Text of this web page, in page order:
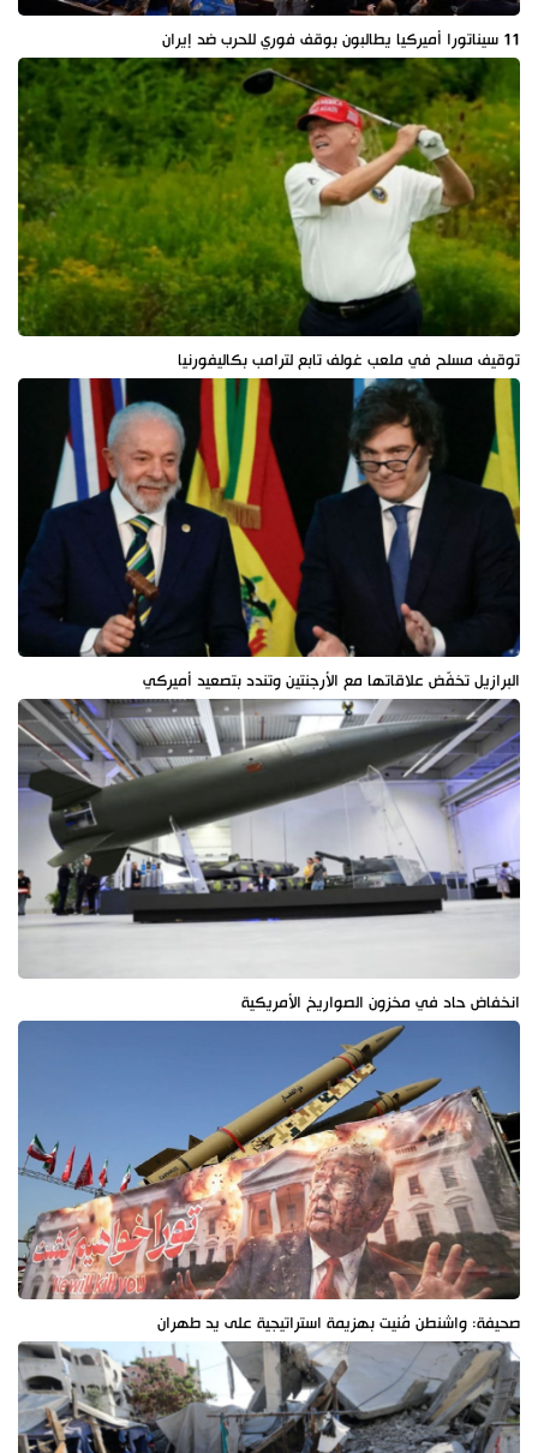
11 سيناتورا أميركيا يطالبون بوقف فوري للحرب ضد إيران
توقيف مسلح في ملعب غولف تابع لترامب بكاليفورنيا
البرازيل تخفّض علاقاتها مع الأرجنتين وتندد بتصعيد أميركي
انخفاض حاد في مخزون الصواريخ الأمريكية
صحيفة: واشنطن مُنيت بهزيمة استراتيجية على يد طهران